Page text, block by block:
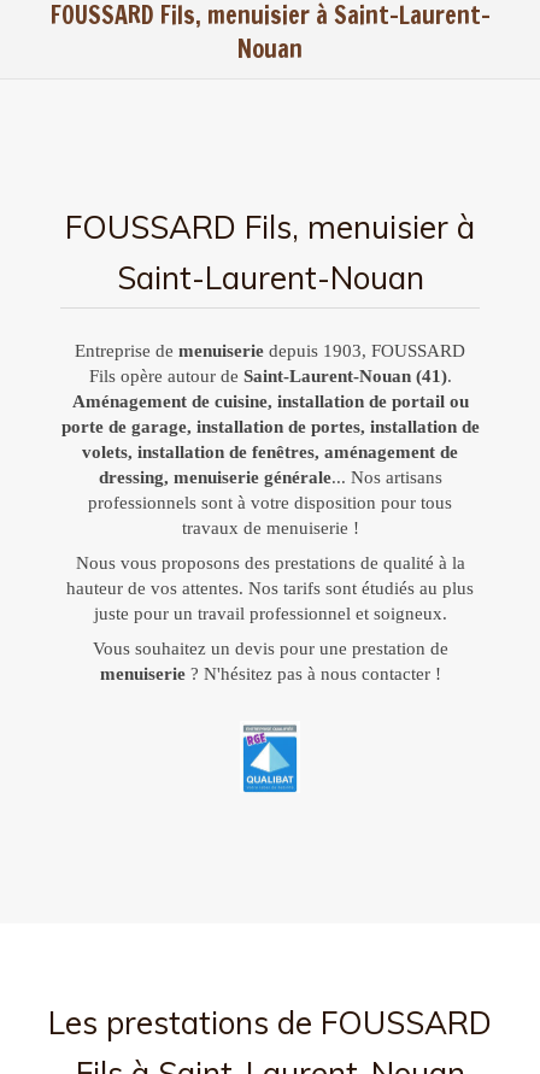
FOUSSARD Fils, menuisier à Saint-Laurent-
Nouan
FOUSSARD Fils, menuisier à
Saint-Laurent-Nouan
Entreprise de menuiserie depuis 1903, FOUSSARD
Fils opère autour de Saint-Laurent-Nouan (41).
Aménagement de cuisine, installation de portail ou
porte de garage, installation de portes, installation de
volets, installation de fenêtres, aménagement de
dressing, menuiserie générale... Nos artisans
professionnels sont à votre disposition pour tous
travaux de menuiserie !
Nous vous proposons des prestations de qualité à la
hauteur de vos attentes. Nos tarifs sont étudiés au plus
juste pour un travail professionnel et soigneux.
Vous souhaitez un devis pour une prestation de
menuiserie? N'hésitez pas à nous contacter !
Les prestations de FOUSSARD